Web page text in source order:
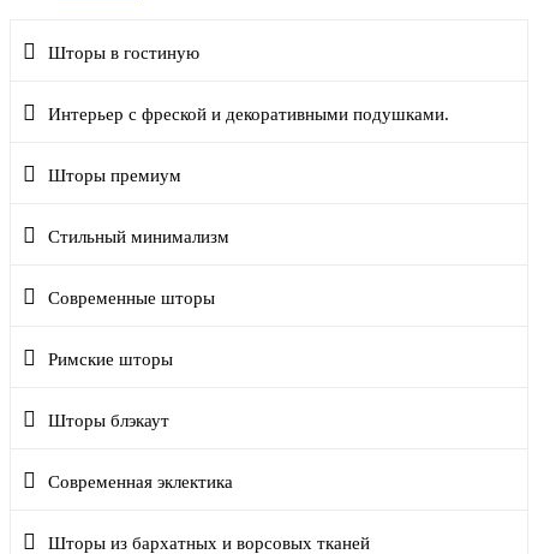
Шторы в гостиную
Интерьер с фреской и декоративными подушками.
Шторы премиум
Стильный минимализм
Современные шторы
Римские шторы
Шторы блэкаут
Современная эклектика
Шторы из бархатных и ворсовых тканей